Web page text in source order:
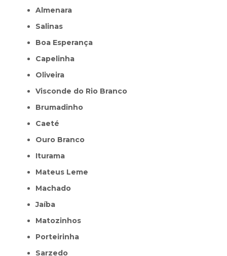
Almenara
Salinas
Boa Esperança
Capelinha
Oliveira
Visconde do Rio Branco
Brumadinho
Caeté
Ouro Branco
Iturama
Mateus Leme
Machado
Jaíba
Matozinhos
Porteirinha
Sarzedo